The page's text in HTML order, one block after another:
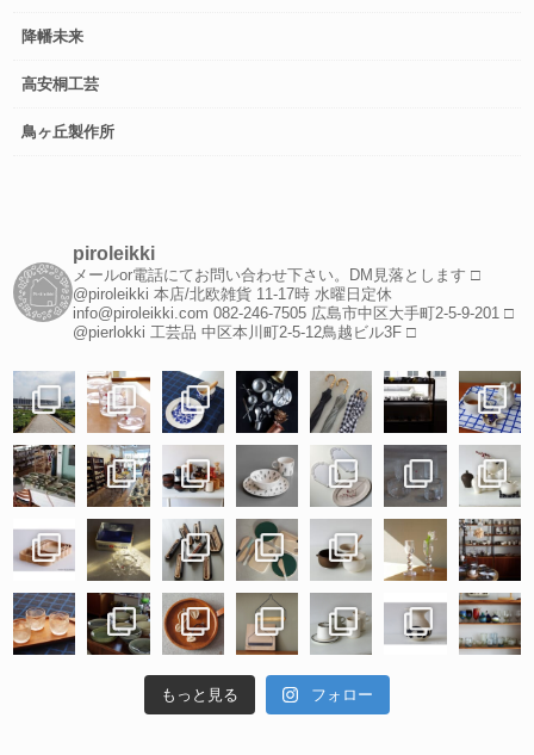
降幡未来
高安桐工芸
鳥ヶ丘製作所
piroleikki
メールor電話にてお問い合わせ下さい。DM見落とします □
@piroleikki 本店/北欧雑貨 11-17時 水曜日定休
info@piroleikki.com 082-246-7505 広島市中区大手町2-5-9-201 □
@pierlokki 工芸品 中区本川町2-5-12鳥越ビル3F □
もっと見る フォロー